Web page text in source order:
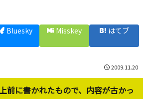
Bluesky Misskey はてブ
2009.11.20
前に書かれたもので、内容が古かっ